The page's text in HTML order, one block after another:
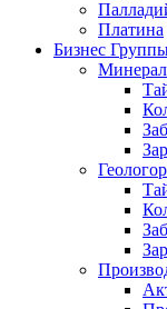
Платина
Бизнес